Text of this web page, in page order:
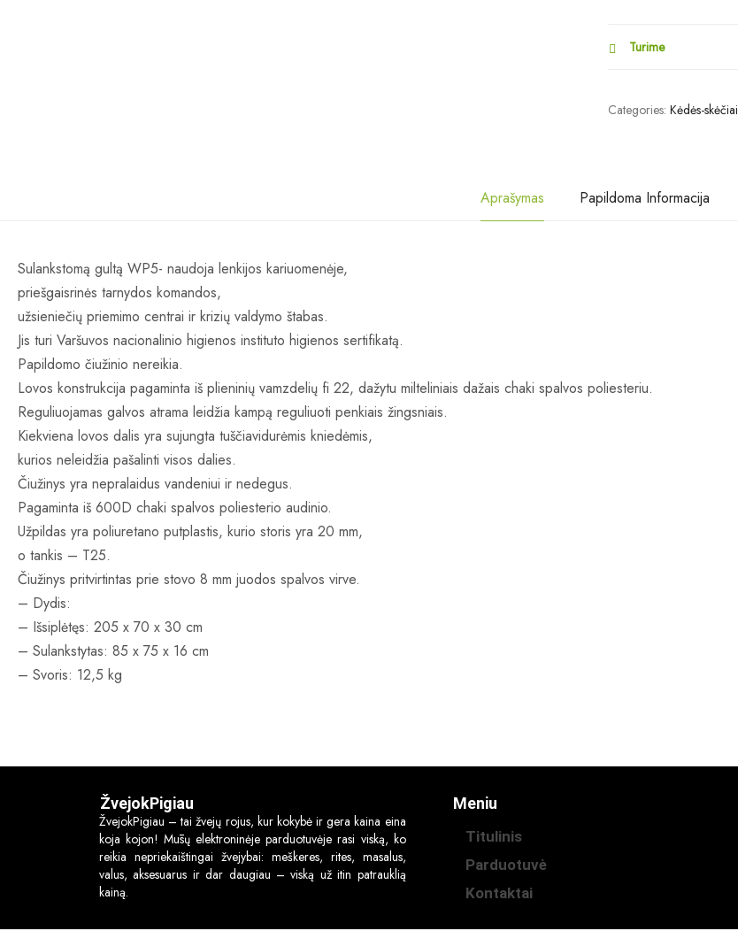
Turime
Categories: Kėdės-skėčiai
Aprašymas Papildoma Informacija
Sulankstomą gultą WP5- naudoja lenkijos kariuomenėje,
priešgaisrinės tarnydos komandos,
užsieniečių priemimo centrai ir krizių valdymo štabas.
Jis turi Varšuvos nacionalinio higienos instituto higienos sertifikatą.
Papildomo čiužinio nereikia.
Lovos konstrukcija pagaminta iš plieninių vamzdelių fi 22, dažytu milteliniais dažais chaki spalvos poliesteriu.
Reguliuojamas galvos atrama leidžia kampą reguliuoti penkiais žingsniais.
Kiekviena lovos dalis yra sujungta tuščiavidurėmis kniedėmis,
kurios neleidžia pašalinti visos dalies.
Čiužinys yra nepralaidus vandeniui ir nedegus.
Pagaminta iš 600D chaki spalvos poliesterio audinio.
Užpildas yra poliuretano putplastis, kurio storis yra 20 mm,
o tankis – T25.
Čiužinys pritvirtintas prie stovo 8 mm juodos spalvos virve.
– Dydis:
– Išsiplėtęs: 205 x 70 x 30 cm
– Sulankstytas: 85 x 75 x 16 cm
– Svoris: 12,5 kg
ŽvejokPigiau
ŽvejokPigiau – tai žvejų rojus, kur kokybė ir gera kaina eina
koja kojon! Mūsų elektroninėje parduotuvėje rasi viską, ko
reikia nepriekaištingai žvejybai: meškeres, rites, masalus,
valus, aksesuarus ir dar daugiau – viską už itin patrauklią
kainą.
Meniu
Titulinis
Parduotuvė
Kontaktai